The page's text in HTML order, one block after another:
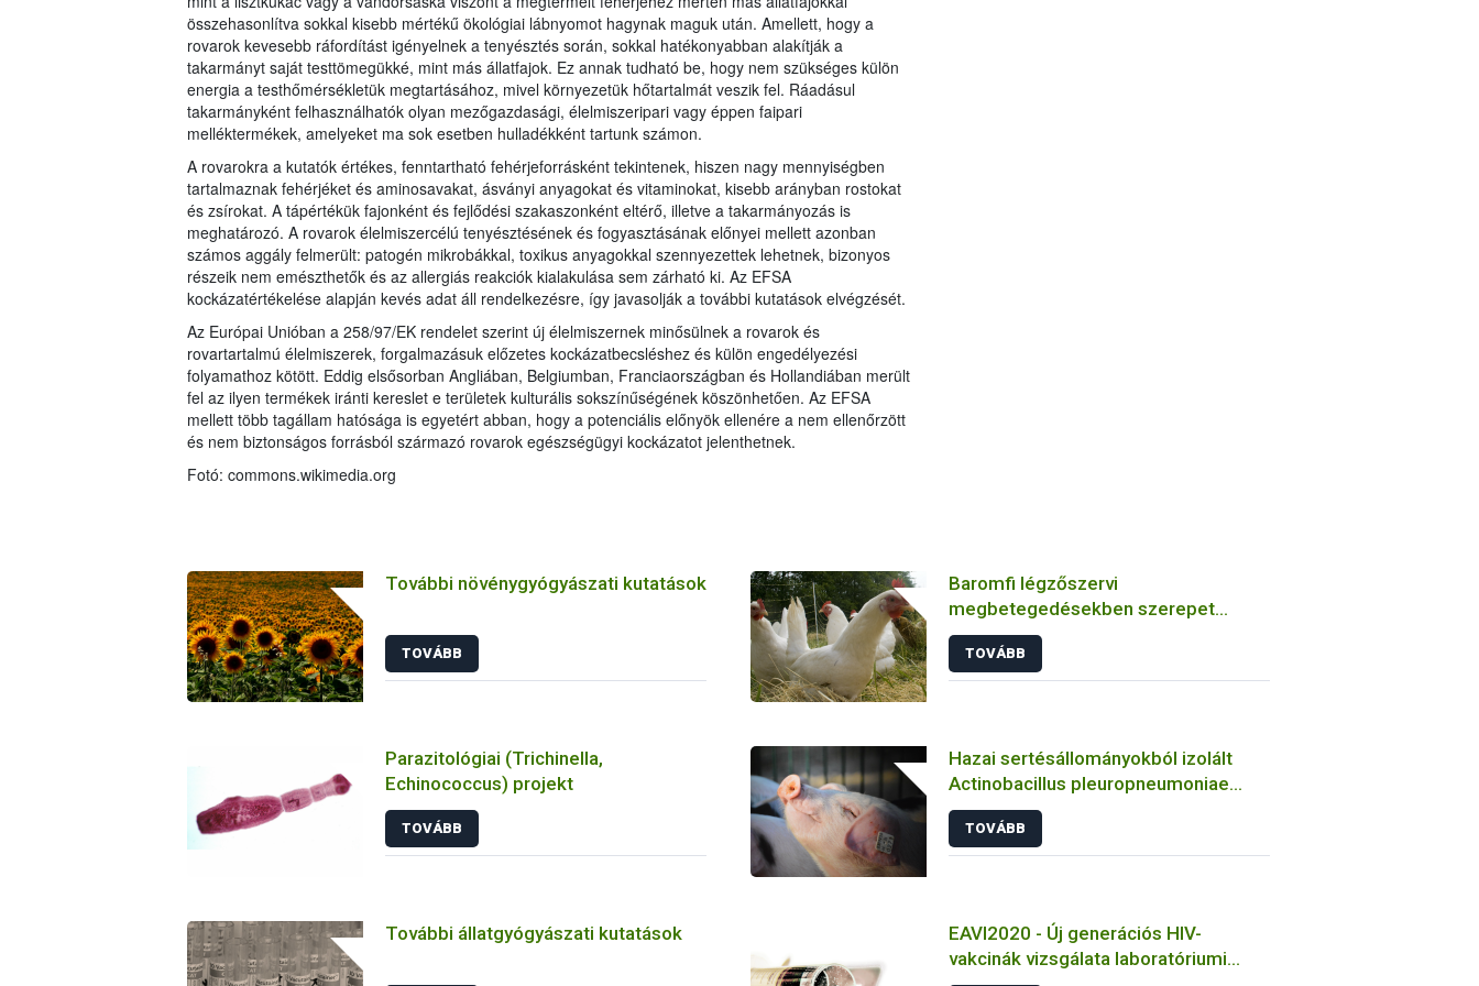
összehasonlítva sokkal kisebb mértékű ökológiai lábnyomot hagynak maguk után. Amellett, hogy a
rovarok kevesebb ráfordítást igényelnek a tenyésztés során, sokkal hatékonyabban alakítják a
takarmányt saját testtömegükké, mint más állatfajok. Ez annak tudható be, hogy nem szükséges külön
energia a testhőmérsékletük megtartásához, mivel környezetük hőtartalmát veszik fel. Ráadásul
takarmányként felhasználhatók olyan mezőgazdasági, élelmiszeripari vagy éppen faipari
melléktermékek, amelyeket ma sok esetben hulladékként tartunk számon.
A rovarokra a kutatók értékes, fenntartható fehérjeforrásként tekintenek, hiszen nagy mennyiségben
tartalmaznak fehérjéket és aminosavakat, ásványi anyagokat és vitaminokat, kisebb arányban rostokat
és zsírokat. A tápértékük fajonként és fejlődési szakaszonként eltérő, illetve a takarmányozás is
meghatározó. A rovarok élelmiszercélú tenyésztésének és fogyasztásának előnyei mellett azonban
számos aggály felmerült: patogén mikrobákkal, toxikus anyagokkal szennyezettek lehetnek, bizonyos
részeik nem emészthetők és az allergiás reakciók kialakulása sem zárható ki. Az EFSA
kockázatértékelése alapján kevés adat áll rendelkezésre, így javasolják a további kutatások elvégzését.
Az Európai Unióban a 258/97/EK rendelet szerint új élelmiszernek minősülnek a rovarok és
rovartartalmú élelmiszerek, forgalmazásuk előzetes kockázatbecsléshez és külön engedélyezési
folyamathoz kötött. Eddig elsősorban Angliában, Belgiumban, Franciaországban és Hollandiában merült
fel az ilyen termékek iránti kereslet e területek kulturális sokszínűségének köszönhetően. Az EFSA
mellett több tagállam hatósága is egyetért abban, hogy a potenciális előnyök ellenére a nem ellenőrzött
és nem biztonságos forrásból származó rovarok egészségügyi kockázatot jelenthetnek.
Fotó: commons.wikimedia.org
További növénygyógyászati kutatások
TOVÁBB
Baromfi légzőszervi
megbetegedésekben szerepet
játszó bakteriális kórokozók
tanulmányozása
TOVÁBB
Parazitológiai (Trichinella,
Echinococcus) projekt
TOVÁBB
Hazai sertésállományokból izolált
Actinobacillus pleuropneumoniae
törzsek jellemzése
TOVÁBB
További állatgyógyászati kutatások
EAVI2020 - Új generációs HIV-
vakcinák vizsgálata laboratóriumi